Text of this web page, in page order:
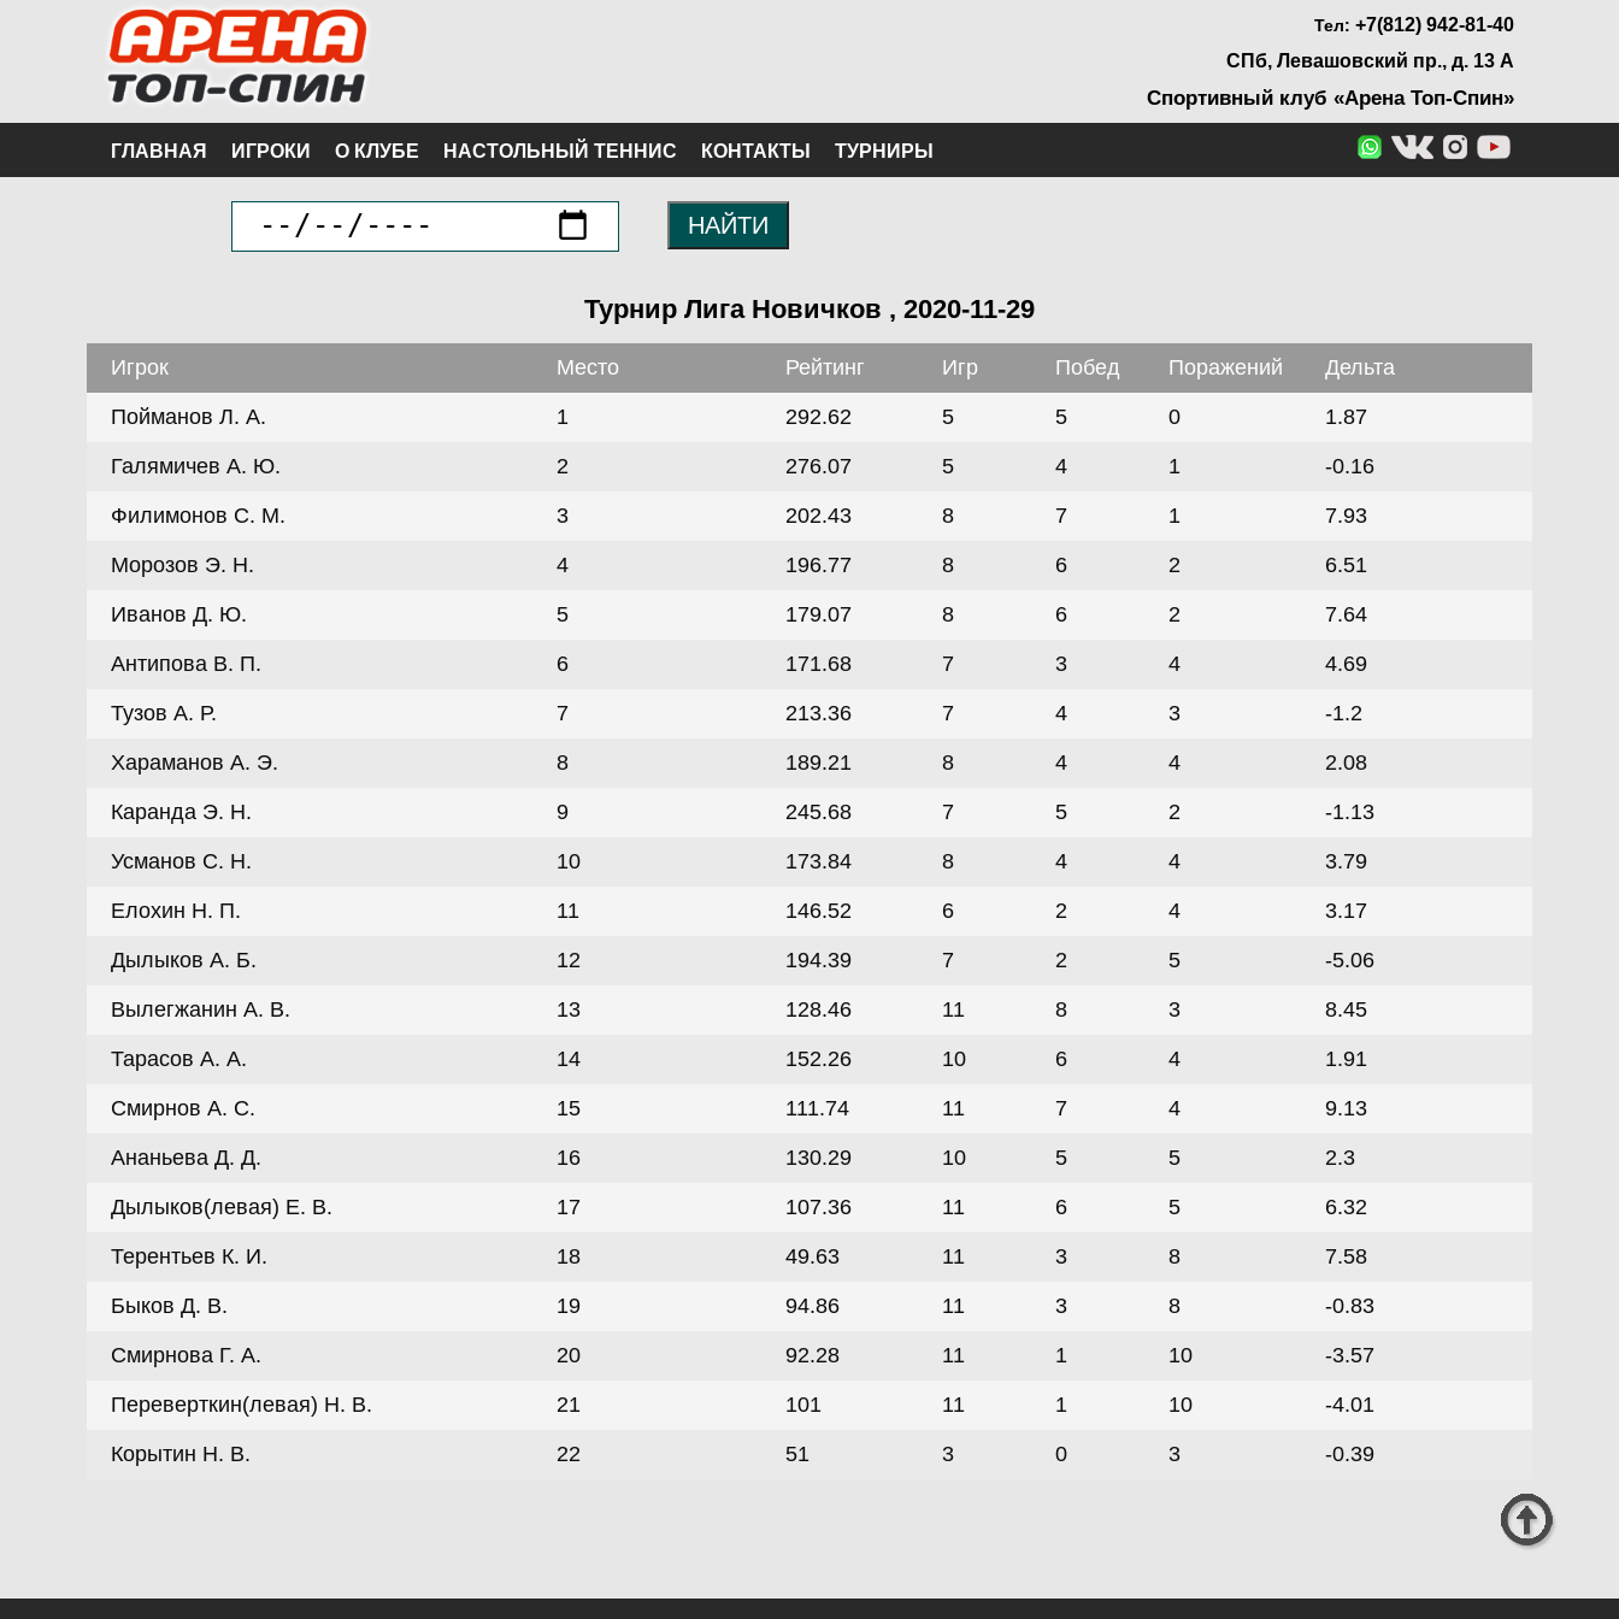
Тел: +7(812) 942-81-40
СПб, Левашовский пр., д. 13 А
Спортивный клуб «Арена Топ-Спин»
ГЛАВНАЯ ИГРОКИ О КЛУБЕ НАСТОЛЬНЫЙ ТЕННИС КОНТАКТЫ ТУРНИРЫ
НАЙТИ
Турнир Лига Новичков , 2020-11-29
Игрок Место Рейтинг Игр Побед Поражений Дельта
Пойманов Л. А. 1 292.62 5 5 0 1.87
Галямичев А. Ю. 2 276.07 5 4 1 -0.16
Филимонов С. М. 3 202.43 8 7 1 7.93
Морозов Э. Н. 4 196.77 8 6 2 6.51
Иванов Д. Ю. 5 179.07 8 6 2 7.64
Антипова В. П. 6 171.68 7 3 4 4.69
Тузов А. Р. 7 213.36 7 4 3 -1.2
Хараманов А. Э. 8 189.21 8 4 4 2.08
Каранда Э. Н. 9 245.68 7 5 2 -1.13
Усманов С. Н. 10 173.84 8 4 4 3.79
Елохин Н. П. 11 146.52 6 2 4 3.17
Дылыков А. Б. 12 194.39 7 2 5 -5.06
Вылегжанин А. В. 13 128.46 11 8 3 8.45
Тарасов А. А. 14 152.26 10 6 4 1.91
Смирнов А. С. 15 111.74 11 7 4 9.13
Ананьева Д. Д. 16 130.29 10 5 5 2.3
Дылыков(левая) Е. В. 17 107.36 11 6 5 6.32
Терентьев К. И. 18 49.63 11 3 8 7.58
Быков Д. В. 19 94.86 11 3 8 -0.83
Смирнова Г. А. 20 92.28 11 1 10 -3.57
Переверткин(левая) Н. В. 21 101 11 1 10 -4.01
Корытин Н. В. 22 51 3 0 3 -0.39